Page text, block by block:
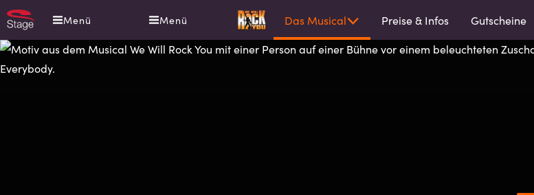
Direkt
zum
Inhalt
Menü Menü
WILL
ROCK
Das Musical Preise & Infos Gutscheine